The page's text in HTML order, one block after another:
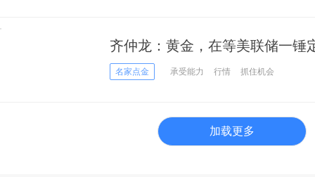
齐仲龙：黄金，在等美联储一锤
名家点金 承受能力 行情 抓住机会
加载更多